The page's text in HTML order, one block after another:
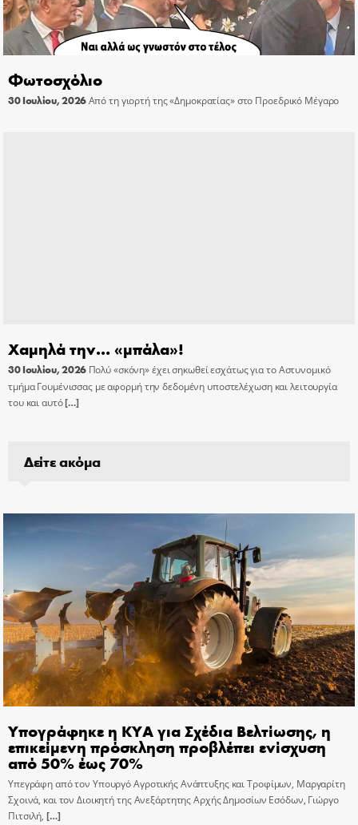
Φωτοσχόλιο
30 Ιουλίου, 2026Από τη γιορτή της «Δημοκρατίας» στο Προεδρικό Μέγαρο
Χαμηλά την… «μπάλα»!
30 Ιουλίου, 2026 Πολύ «σκόνη» έχει σηκωθεί εσχάτως για το Αστυνομικό
τμήμα Γουμένισσας με αφορμή την δεδομένη υποστελέχωση και λειτουργία
του και αυτό[…]
Δείτε ακόμα
Υπογράφηκε η ΚΥΑ για Σχέδια Βελτίωσης, η
επικείμενη πρόσκληση προβλέπει ενίσχυση
από 50% έως 70%
Υπεγράφη από τον Υπουργό Αγροτικής Ανάπτυξης και Τροφίμων, Μαργαρίτη
Σχοινά, και τον Διοικητή της Ανεξάρτητης Αρχής Δημοσίων Εσόδων, Γιώργο
Πιτσιλή, […]